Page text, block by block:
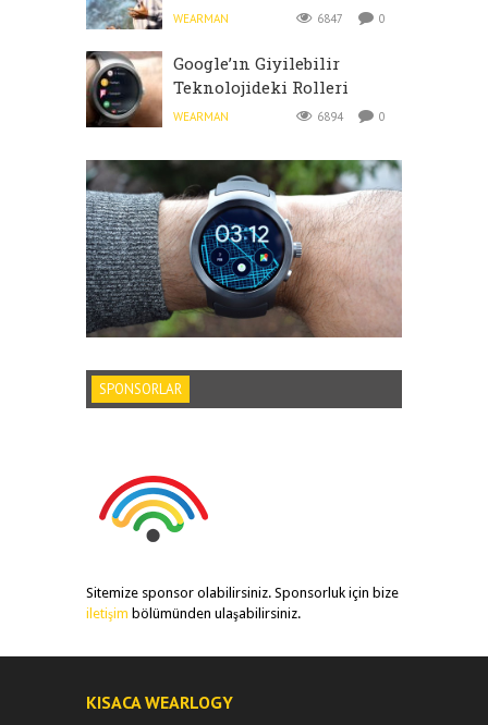
WEARMAN 6847 0
Google’ın Giyilebilir
Teknolojideki Rolleri
WEARMAN 6894 0
SPONSORLAR
Sitemize sponsor olabilirsiniz. Sponsorluk için bize
iletişim bölümünden ulaşabilirsiniz.
KISACA WEARLOGY